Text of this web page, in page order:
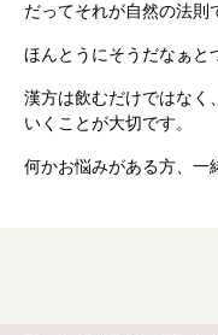
漢方を知る
だってそれが自然の法則
ほんとうにそうだなぁと
漢方は飲むだけではなく
いくことが大切です。
何かお悩みがある方、一